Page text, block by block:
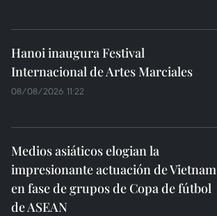
Hanoi inaugura Festival
Internacional de Artes Marciales
08/08/2026 11:22
Medios asiáticos elogian la
impresionante actuación de Vietnam
en fase de grupos de Copa de fútbol
de ASEAN